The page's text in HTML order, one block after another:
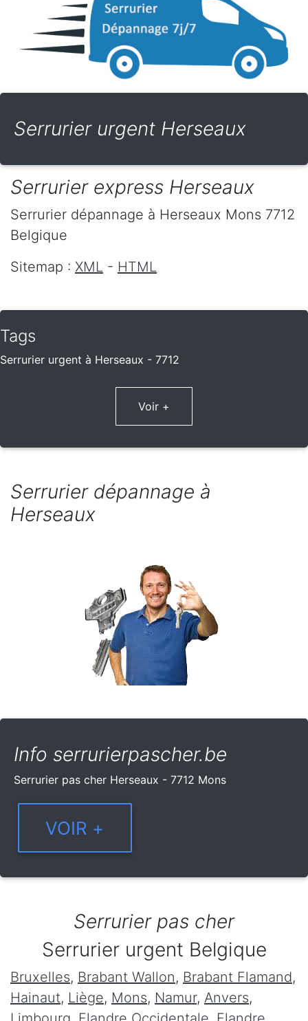
Serrurier urgent Herseaux
Serrurier express Herseaux
Serrurier dépannage à Herseaux Mons 7712
Belgique
Sitemap : XML - HTML
Tags
Serrurier urgent à Herseaux - 7712
Voir +
Serrurier dépannage à
Herseaux
Info serrurierpascher.be
Serrurier pas cher Herseaux - 7712 Mons
Serrurier pas cher
Serrurier urgent Belgique
Bruxelles, Brabant Wallon, Brabant Flamand,
Hainaut, Liège, Mons, Namur, Anvers,